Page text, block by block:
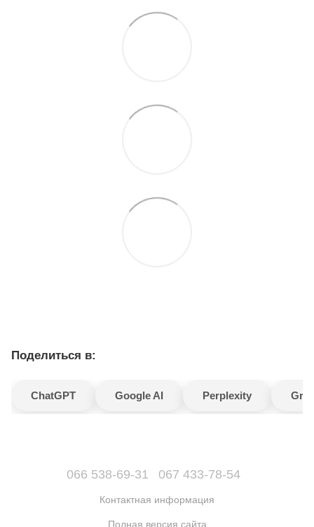
Поделиться в:
ChatGPT Google AI Perplexity
066 538-69-31 067 433-78-54
Контактная информация
Полная версия сайта